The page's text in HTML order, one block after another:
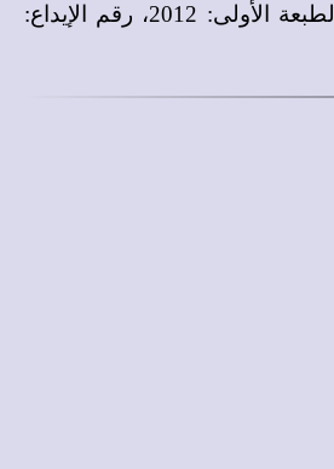
كتاب السنكسار - الجزء الأول (من توت إلى أمشير)، إصدار مكتبة دير السيدة العذراء السريان، إعداد: اللجنة المجمعية للطقوس، الطبعة الأولى: 2012، رقم الإيداع: